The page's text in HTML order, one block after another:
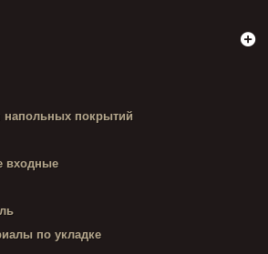
напольных покрытий
входные
по укладке